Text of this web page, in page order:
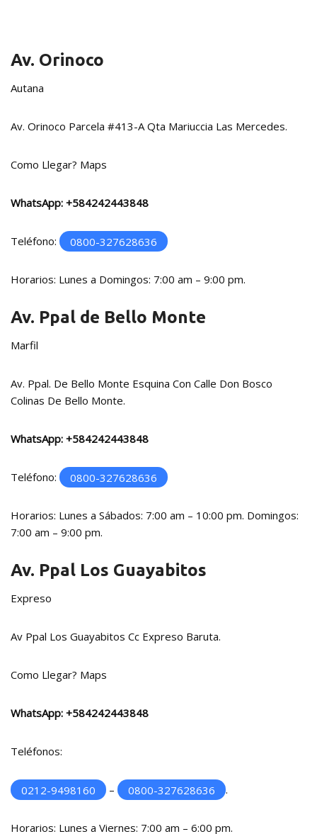
Av. Orinoco
Autana
Av. Orinoco Parcela #413-A Qta Mariuccia Las Mercedes.
Como Llegar? Maps
WhatsApp: +584242443848
Teléfono: 0800-327628636
Horarios: Lunes a Domingos: 7:00 am – 9:00 pm.
Av. Ppal de Bello Monte
Marfil
Av. Ppal. De Bello Monte Esquina Con Calle Don Bosco
Colinas De Bello Monte.
WhatsApp: +584242443848
Teléfono: 0800-327628636
Horarios: Lunes a Sábados: 7:00 am – 10:00 pm. Domingos:
7:00 am – 9:00 pm.
Av. Ppal Los Guayabitos
Expreso
Av Ppal Los Guayabitos Cc Expreso Baruta.
Como Llegar? Maps
WhatsApp: +584242443848
Teléfonos:
0212-9498160 – 0800-327628636 .
Horarios: Lunes a Viernes: 7:00 am – 6:00 pm.